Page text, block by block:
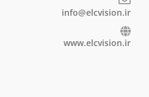
info@elcvision.ir
www.elcvision.ir